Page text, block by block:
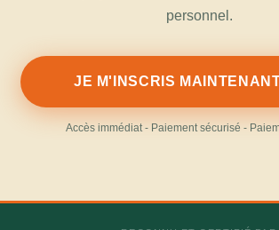
personnel.
JE M'INSCRIS
Accès immédiat - Paiement sécurisé -